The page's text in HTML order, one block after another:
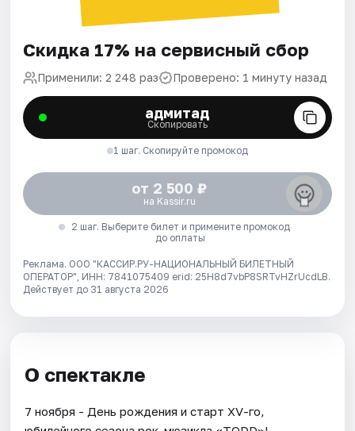
Скидка 17% на сервисный сбор
Применили: 2 248 раз Проверено: 1 минуту назад
адмитад
Скопировать
1 шаг. Скопируйте промокод
от 2 500 ₽
на Kassir.ru
2 шаг. Выберите билет и примените промокод
до оплаты
Реклама. ООО "КАССИР.РУ-НАЦИОНАЛЬНЫЙ БИЛЕТНЫЙ
ОПЕРАТОР", ИНН: 7841075409 erid: 25H8d7vbP8SRTvHZrUcdLB.
Действует до 31 августа 2026
О спектакле
7 ноября - День рождения и старт XV-го,